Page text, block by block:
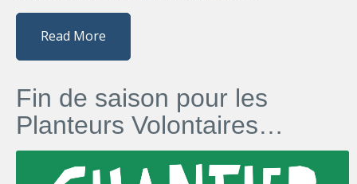
Read More
Fin de saison pour les
Planteurs Volontaires…